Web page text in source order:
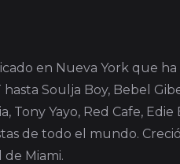
en Nueva York que ha
Soulja Boy, Bebel
Tony Yayo, Red Cafe,
de todo el mundo.
de Miami.